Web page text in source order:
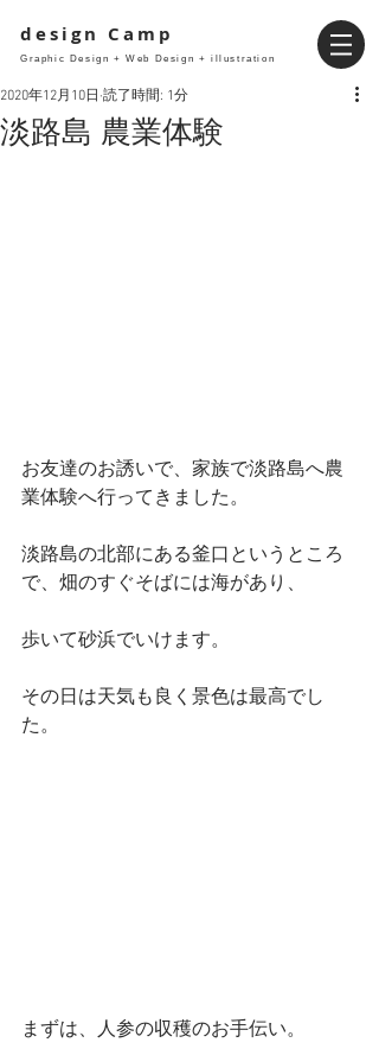
design Camp
Graphic Design + Web Design + illustration
淡路島 農業体験
2020年12月10日 読了時間: 1分
お友達のお誘いで、家族で淡路島へ農
業体験へ行ってきました。
淡路島の北部にある釜口というところ
で、畑のすぐそばには海があり、
歩いて砂浜でいけます。
その日は天気も良く景色は最高でし
た。
まずは、人参の収穫のお手伝い。